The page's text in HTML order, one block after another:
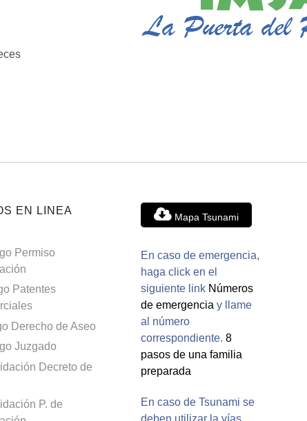
EN LINEA
Permiso
Patentes
Derecho de Aseo
Juzgado
Decreto de
P. de
Mapa Tsunami
En caso de emergencia,
haga click en el
siguiente link Números
de emergencia y llame
al número
correspondiente. 8
pasos de una familia
preparada
En caso de Tsunami se
deben utilizar la vías